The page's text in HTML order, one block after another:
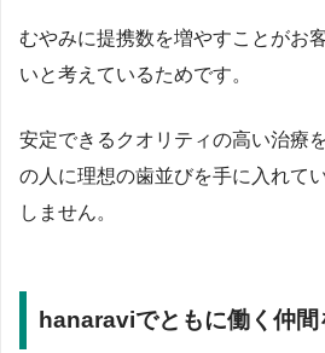
むやみに提携数を増やすことがお
いと考えているためです。
安定できるクオリティの高い治療
の人に理想の歯並びを手に入れて
しません。
hanaraviでともに働く仲